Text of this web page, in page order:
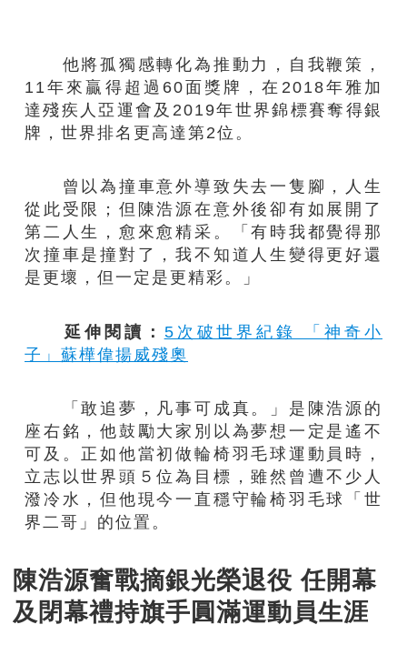
他將孤獨感轉化為推動力，自我鞭策，
11年來贏得超過60面獎牌，在2018年雅加
達殘疾人亞運會及2019年世界錦標賽奪得銀
牌，世界排名更高達第2位。
曾以為撞車意外導致失去一隻腳，人生
從此受限；但陳浩源在意外後卻有如展開了
第二人生，愈來愈精采。「有時我都覺得那
次撞車是撞對了，我不知道人生變得更好還
是更壞，但一定是更精彩。」
延伸閱讀： 5次破世界紀錄 「神奇小
子」蘇樺偉揚威殘奧
「敢追夢，凡事可成真。」是陳浩源的
座右銘，他鼓勵大家別以為夢想一定是遙不
可及。正如他當初做輪椅羽毛球運動員時，
立志以世界頭５位為目標，雖然曾遭不少人
潑冷水，但他現今一直穩守輪椅羽毛球「世
界二哥」的位置。
陳浩源奮戰摘銀光榮退役 任開幕
及閉幕禮持旗手圓滿運動員生涯